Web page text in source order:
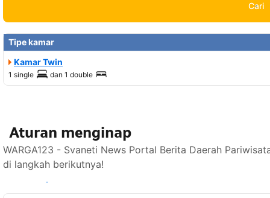
Cari
Tipe kamar
Kamar Twin
1 single dan 1 double
Aturan menginap
WARGA123 - Svaneti News Portal Berita Daerah
di langkah berikutnya!
Lihat ketersediaan